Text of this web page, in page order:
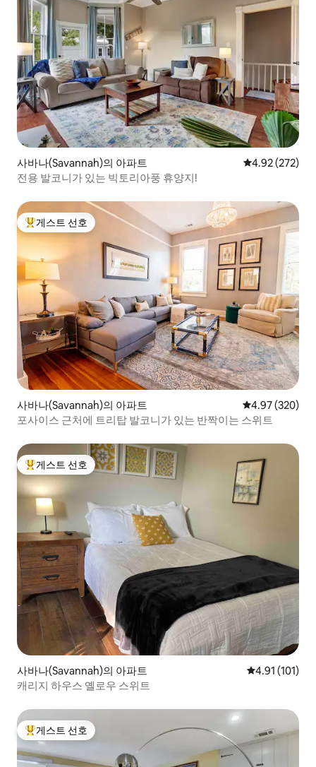
사바나(Savannah)의 아파트 평점 4.92점(5
4.92 (272)
전용 발코니가 있는 빅토리아풍 휴양지!
상위 게스트 선호
게스트 선호
사바나(Savannah)의 아파트 평점 4.97점(5
4.97 (320)
포사이스 근처에 트리탑 발코니가 있는 반짝이는 스위트
상위 게스트 선호
게스트 선호
사바나(Savannah)의 아파트 평점 4.91점(5
4.91 (101)
캐리지 하우스 옐로우 스위트
상위 게스트 선호
게스트 선호